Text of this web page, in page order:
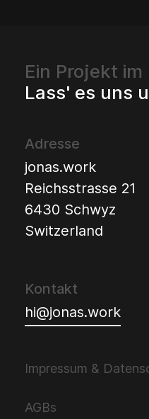
Ein Projekt im
Lass' es uns
Adresse
jonas.work
Reichsstrasse 21
6430 Schwyz
Switzerland
Kontakt
hi@jonas.work
Impressum &
AGBs